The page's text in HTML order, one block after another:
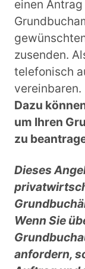
einen
zusenden.
telefonisch
vereinbaren.
Dazu
um Ihren
zu
Dieses
Wenn Sie
anfordern,